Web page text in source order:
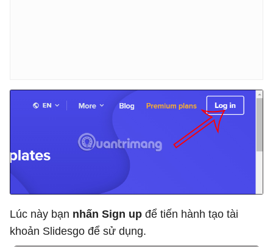
Lúc này bạn nhấn Sign up để tiến hành tạo tài
khoản Slidesgo để sử dụng.